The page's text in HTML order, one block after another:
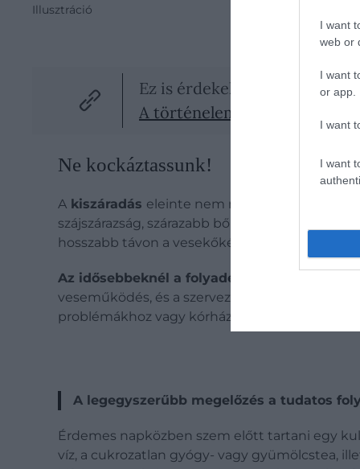
I want
web or
I want
or app.
I want
I want
Illusztráció
Ez is érdekelhet!
A történelem egyik
Ne kockáztassunk!
A kiszáradás eleinte nem mindig látványos,
szájszárazság, szárazabb bőr és sötétebb
hosszabb távon a vesekőképződés esélyét
Az idősebbeknél a folyadékhiány jóval
veseműködés, és a szervezet víztartalékai is
problémákhoz vagy kórházi ellátást igénylő
A legegyszerűbb megelőzés a tudatos
Érdemes napközben szem előtt tartani egy
víz, a cukrozatlan gyógy- vagy gyümölcstea,